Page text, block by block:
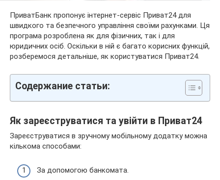
ПриватБанк пропонує інтернет-сервіс Приват24 для
швидкого та безпечного управління своїми рахунками. Ця
програма розроблена як для фізичних, так і для
юридичних осіб. Оскільки в ній є багато корисних функцій,
розберемося детальніше, як користуватися Приват24.
Содержание статьи:
Як зареєструватися та увійти в Приват24
Зареєструватися в зручному мобільному додатку можна
кількома способами:
За допомогою банкомата.